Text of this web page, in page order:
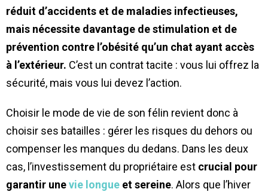
réduit d’accidents et de maladies infectieuses,
mais nécessite davantage de stimulation et de
prévention contre l’obésité qu’un chat ayant accès
à l’extérieur. C’est un contrat tacite : vous lui offrez la
sécurité, mais vous lui devez l’action.
Choisir le mode de vie de son félin revient donc à
choisir ses batailles : gérer les risques du dehors ou
compenser les manques du dedans. Dans les deux
cas, l’investissement du propriétaire est crucial pour
garantir unevie longue et sereine. Alors que l’hiver